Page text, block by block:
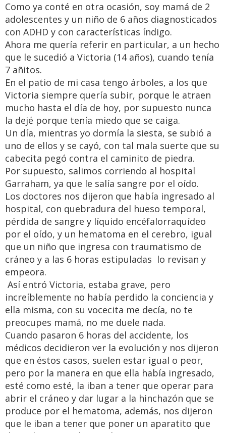
Como ya conté en otra ocasión, soy mamá de 2
adolescentes y un niño de 6 años diagnosticados
con ADHD y con características índigo.
Ahora me quería referir en particular, a un hecho
que le sucedió a Victoria (14 años), cuando tenía
7 añitos.
En el patio de mi casa tengo árboles, a los que
Victoria siempre quería subir, porque le atraen
mucho hasta el día de hoy, por supuesto nunca
la dejé porque tenía miedo que se caiga.
Un día, mientras yo dormía la siesta, se subió a
uno de ellos y se cayó, con tal mala suerte que su
cabecita pegó contra el caminito de piedra.
Por supuesto, salimos corriendo al hospital
Garraham, ya que le salía sangre por el oído.
Los doctores nos dijeron que había ingresado al
hospital, con quebradura del hueso temporal,
pérdida de sangre y líquido encéfalorraquídeo
por el oído, y un hematoma en el cerebro, igual
que un niño que ingresa con traumatismo de
cráneo y a las 6 horas estipuladas lo revisan y
empeora.
Así entró Victoria, estaba grave, pero
increíblemente no había perdido la conciencia y
ella misma, con su vocecita me decía, no te
preocupes mamá, no me duele nada.
Cuando pasaron 6 horas del accidente, los
médicos decidieron ver la evolución y nos dijeron
que en éstos casos, suelen estar igual o peor,
pero por la manera en que ella había ingresado,
esté como esté, la iban a tener que operar para
abrir el cráneo y dar lugar a la hinchazón que se
produce por el hematoma, además, nos dijeron
que le iban a tener que poner un aparatito que